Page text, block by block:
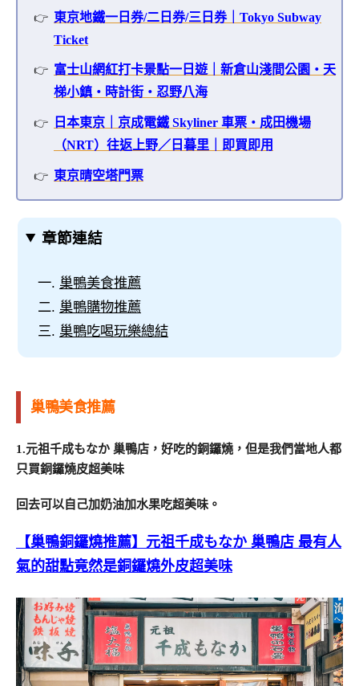
東京地鐵一日券/二日券/三日券｜Tokyo Subway
Ticket
富士山網紅打卡景點一日遊｜新倉山淺間公園・天
梯小鎮・時計街・忍野八海
日本東京｜京成電鐵 Skyliner 車票・成田機場
（NRT）往返上野／日暮里｜即買即用
東京晴空塔門票
章節連結
巢鴨美食推薦
巢鴨購物推薦
巢鴨吃喝玩樂總結
巢鴨美食推薦
1.元祖千成もなか 巢鴨店，好吃的銅鑼燒，但是我們當地人都
只買銅鑼燒皮超美味
回去可以自己加奶油加水果吃超美味。
【巢鴨銅鑼燒推薦】元祖千成もなか 巢鴨店 最有人
氣的甜點竟然是銅鑼燒外皮超美味